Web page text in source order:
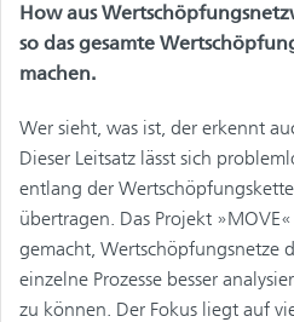
How aus
so das gesamte
machen.
​Wer sieht, was ist, der erkennt
Dieser Leitsatz lässt sich
entlang der
übertragen. Das Projekt
gemacht, Wertschöpfungsnetze
einzelne Prozesse besser
zu können. Der Fokus liegt auf